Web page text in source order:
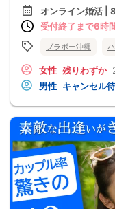
オンライン婚活 |
受付終了まで6時
ブラボー沖縄
女性 残りわずか
男性 キャンセル